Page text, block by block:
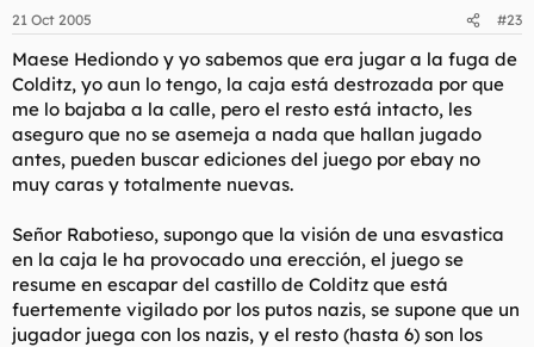
21 Oct 2005 #23
Maese Hediondo y yo sabemos que era jugar a la fuga de
Colditz, yo aun lo tengo, la caja está destrozada por que
me lo bajaba a la calle, pero el resto está intacto, les
aseguro que no se asemeja a nada que hallan jugado
antes, pueden buscar ediciones del juego por ebay no
muy caras y totalmente nuevas.
Señor Rabotieso, supongo que la visión de una esvastica
en la caja le ha provocado una erección, el juego se
resume en escapar del castillo de Colditz que está
fuertemente vigilado por los putos nazis, se supone que un
jugador juega con los nazis, y el resto (hasta 6) son los